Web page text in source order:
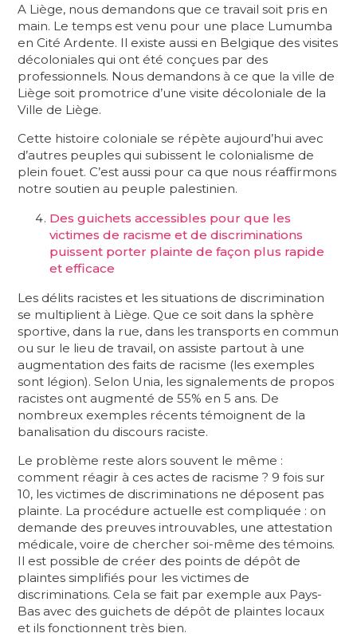
A Liège, nous demandons que ce travail soit pris en
main. Le temps est venu pour une place Lumumba
en Cité Ardente. Il existe aussi en Belgique des visites
décoloniales qui ont été conçues par des
professionnels. Nous demandons à ce que la ville de
Liège soit promotrice d’une visite décoloniale de la
Ville de Liège.
Cette histoire coloniale se répète aujourd’hui avec
d’autres peuples qui subissent le colonialisme de
plein fouet. C’est aussi pour ca que nous réaffirmons
notre soutien au peuple palestinien.
Des guichets accessibles pour que les
victimes de racisme et de discriminations
puissent porter plainte de façon plus rapide
et efficace
Les délits racistes et les situations de discrimination
se multiplient à Liège. Que ce soit dans la sphère
sportive, dans la rue, dans les transports en commun
ou sur le lieu de travail, on assiste partout à une
augmentation des faits de racisme (les exemples
sont légion). Selon Unia, les signalements de propos
racistes ont augmenté de 55% en 5 ans. De
nombreux exemples récents témoignent de la
banalisation du discours raciste.
Le problème reste alors souvent le même :
comment réagir à ces actes de racisme ? 9 fois sur
10, les victimes de discriminations ne déposent pas
plainte. La procédure actuelle est compliquée : on
demande des preuves introuvables, une attestation
médicale, voire de chercher soi-même des témoins.
Il est possible de créer des points de dépôt de
plaintes simplifiés pour les victimes de
discriminations. Cela se fait par exemple aux Pays-
Bas avec des guichets de dépôt de plaintes locaux
et ils fonctionnent très bien.